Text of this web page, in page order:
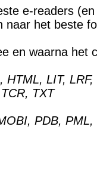
e-readers
naar het beste
en waarna het
HTML, LIT,
TXT
PDB,